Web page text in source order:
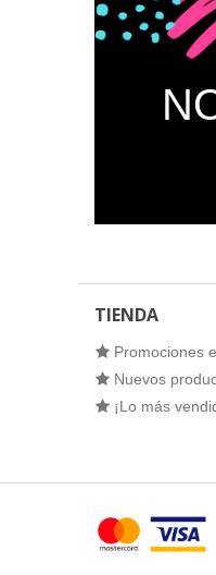
TIENDA
Promociones
Nuevos
¡Lo más